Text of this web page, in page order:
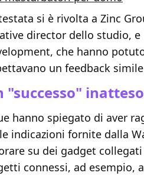
si è rivolta a Zinc
director dello studio, e
che hanno
un feedback
"successo" inatteso
hanno spiegato di aver
indicazioni fornite dalla
su dei gadget collegati
connessi, ad esempio,